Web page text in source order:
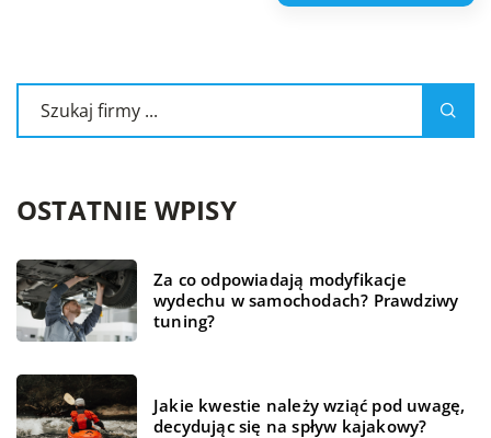
OSTATNIE WPISY
Za co odpowiadają modyfikacje
wydechu w samochodach? Prawdziwy
tuning?
Jakie kwestie należy wziąć pod uwagę,
decydując się na spływ kajakowy?